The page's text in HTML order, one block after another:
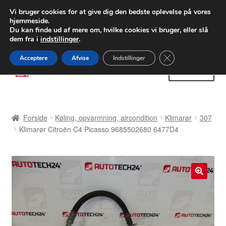
LEVERING fra 55 kr.
FEDEX verdensomspændende forsendelse
80 82 72 02
Spring
til
Spring
til
Betalinger
Forside Køling, opvarmning, aircondition Klimarør
307
Klimarør Citroën C4 Picasso 9685502680 6477D4
Vi bruger cookies for at give dig den bedste oplevelse på vores
hjemmeside.
Du kan finde ud af mere om, hvilke cookies vi bruger, eller slå
dem fra i indstillinger.
Acceptere Afvise Indstillinger Close GDPR